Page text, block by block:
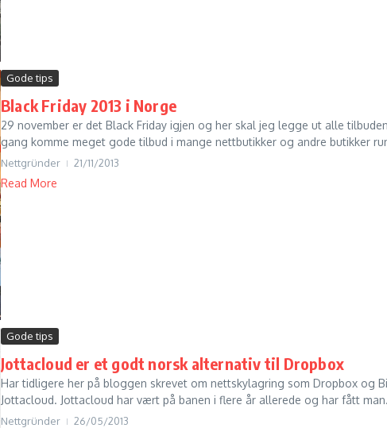
Gode tips
Black Friday 2013 i Norge
29 november er det Black Friday igjen og her skal jeg legge ut alle
gang komme meget gode tilbud i mange nettbutikker og andre butikker
Nettgründer 21/11/2013
Read More
Gode tips
Jottacloud er et godt norsk alternativ til Dropbox
Har tidligere her på bloggen skrevet om nettskylagring som Dropbox og
Jottacloud. Jottacloud har vært på banen i flere år allerede og har fått
Nettgründer 26/05/2013